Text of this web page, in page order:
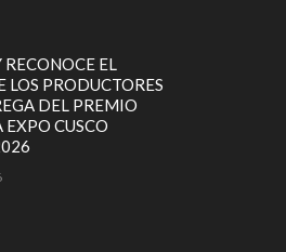
EL
LOS PRODUCTORES
DEL PREMIO
EXPO CUSCO